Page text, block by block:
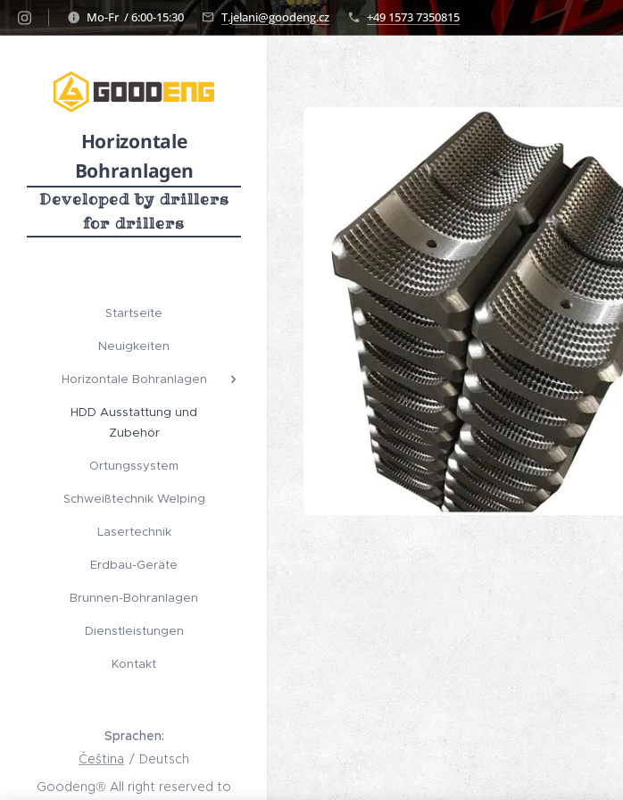
Mo-Fr / 6:00-15:30 T.jelani@goodeng.cz +49 1573 7350815
Horizontale
Bohranlagen
Developed by drillers
for drillers
Startseite
Neuigkeiten
Horizontale Bohranlagen
HDD Ausstattung und
Zubehör
Ortungssystem
Schweißtechnik Welping
Lasertechnik
Erdbau-Geräte
Brunnen-Bohranlagen
Dienstleistungen
Kontakt
Goodeng® All right reserved to
Sprachen
Čeština
Deutsch